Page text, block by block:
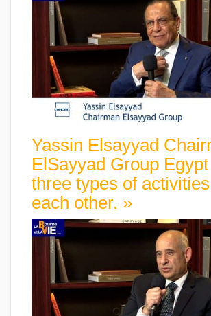
Yassin Elsayyad
ElSayyad Group
three types of
each other. »